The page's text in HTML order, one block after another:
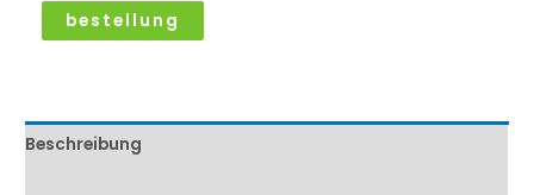
bestellung
Beschreibung